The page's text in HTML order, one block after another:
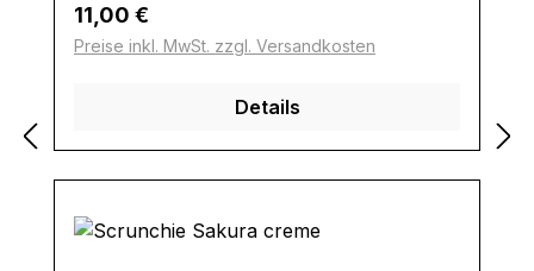
Regulärer Preis:
11,00 €
Preise inkl. MwSt. zzgl. Versandkosten
Details